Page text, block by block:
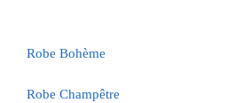
Robe Bohème
Robe Champêtre